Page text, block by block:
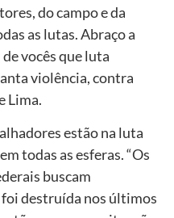
do campo e da
as lutas. Abraço a
vocês que luta
violência, contra
Lima.
estão na luta
todas as esferas. “Os
buscam
destruída nos últimos